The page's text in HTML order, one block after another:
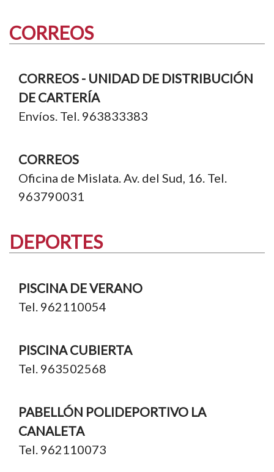
CORREOS
CORREOS - UNIDAD DE DISTRIBUCIÓN
DE CARTERÍA
Envíos. Tel. 963833383
CORREOS
Oficina de Mislata. Av. del Sud, 16. Tel.
963790031
DEPORTES
PISCINA DE VERANO
Tel. 962110054
PISCINA CUBIERTA
Tel. 963502568
PABELLÓN POLIDEPORTIVO LA
CANALETA
Tel. 962110073